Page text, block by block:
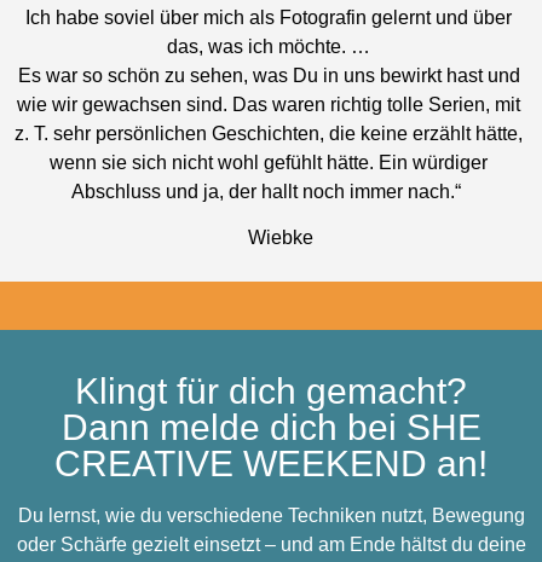
Ich habe soviel über mich als Fotografin gelernt und über
das, was ich möchte. …
Es war so schön zu sehen, was Du in uns bewirkt hast und
wie wir gewachsen sind. Das waren richtig tolle Serien, mit
z. T. sehr persönlichen Geschichten, die keine erzählt hätte,
wenn sie sich nicht wohl gefühlt hätte. Ein würdiger
Abschluss und ja, der hallt noch immer nach.“
Wiebke
Klingt für dich gemacht?
Dann melde dich bei SHE
CREATIVE WEEKEND an!
Du lernst, wie du verschiedene Techniken nutzt, Bewegung
oder Schärfe gezielt einsetzt – und am Ende hältst du deine